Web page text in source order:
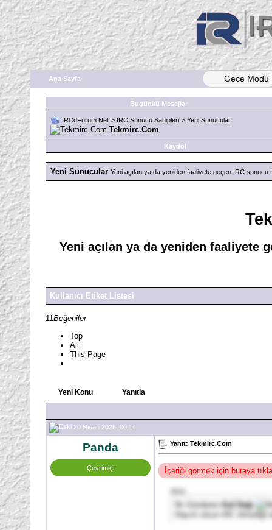
Ana Sayfa Gece Modu
Bugünkü Mesajlar
IRCdForum.Net > IRC Sunucu Sahipleri > Yeni Sunucular
Tekmirc.Com
Kaydol
Yeni Sunucular Yeni açılan ya da yeniden faaliyete geçen IRC sunucu
Yeni açılan ya da yeniden faaliyete
Kullanıcı Etiket Listesi
11Beğeniler
Top
All
This Page
Yeni Konu Yanıtla
20 Nisan 2026, 00:14
Panda
Çevrimiçi
Yanıt: Tekmirc.Com
İçeriği görmek için buraya
Alıntı:
İlk GönderenKaf Dağı
Hayırlı olsun IRC